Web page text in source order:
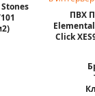
ПВХ
Click